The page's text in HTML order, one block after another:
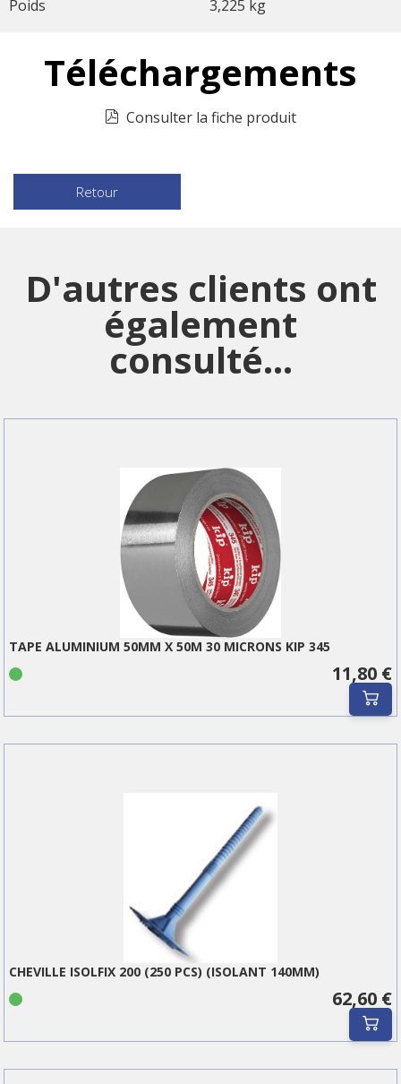
Poids 3,225 kg
Téléchargements
Consulter la fiche produit
Retour
D'autres clients ont
également
consulté...
TAPE ALUMINIUM 50MM X 50M 30 MICRONS KIP 345
11,80 €
CHEVILLE ISOLFIX 200 (250 PCS) (ISOLANT 140MM)
62,60 €